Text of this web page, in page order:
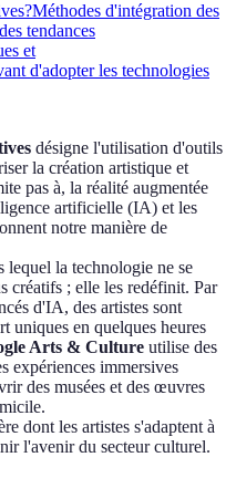
Méthodes d'intégration des
tendances
et
d'adopter les technologies
désigne l'utilisation d'outils
la création artistique et
pas à, la réalité augmentée
artificielle (IA) et les
notre manière de
lequel la technologie ne se
créatifs ; elle les redéfinit. Par
d'IA, des artistes sont
uniques en quelques heures
Arts & Culture utilise des
expériences immersives
des musées et des œuvres
dont les artistes s'adaptent à
l'avenir du secteur culturel.